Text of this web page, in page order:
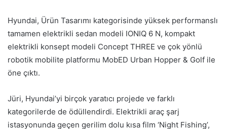
Hyundai, Ürün Tasarımı kategorisinde yüksek performanslı
tamamen elektrikli sedan modeli IONIQ 6 N, kompakt
elektrikli konsept modeli Concept THREE ve çok yönlü
robotik mobilite platformu MobED Urban Hopper & Golf ile
öne çıktı.
Jüri, Hyundai’yi birçok yaratıcı projede ve farklı
kategorilerde de ödüllendirdi. Elektrikli araç şarj
istasyonunda geçen gerilim dolu kısa film ‘Night Fishing’,